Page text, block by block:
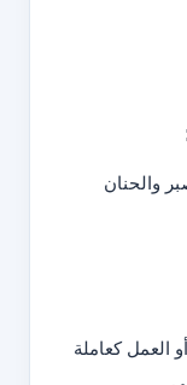
والحنان
العمل كعاملة